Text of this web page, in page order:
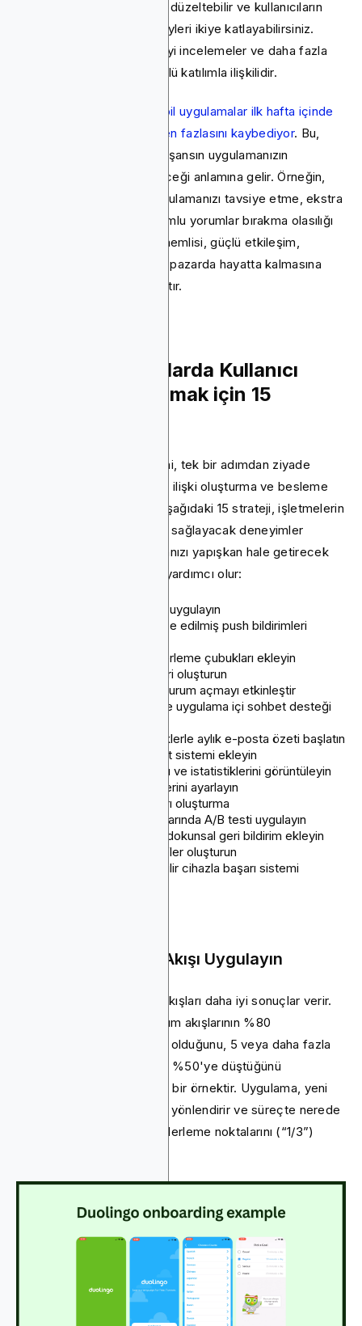
Bu verilerle, zayıf noktaları düzeltebilir ve kullanıcıların
geri gelmesini sağlayan şeyleri ikiye katlayabilirsiniz.
Daha yüksek tutma, daha iyi incelemeler ve daha fazla
uygulama içi harcama, güçlü katılımla ilişkilidir.
mobil uygulamalar ilk hafta içinde
yeni kullanıcıların% 70'inden fazlasını kaybediyor. Bu,
etkileşimi artırmak için her şansın uygulamanızın
geleceğini şekillendirebileceği anlamına gelir. Örneğin,
etkileşimli kullanıcıların uygulamanızı tavsiye etme, ekstra
özellikler satın alma ve olumlu yorumlar bırakma olasılığı
daha yüksektir. Daha da önemlisi, güçlü etkileşim,
uygulamanızın kalabalık bir pazarda hayatta kalmasına
yardımcı olan kayıpları azaltır.
Mobil Uygulamalarda Kullanıcı
Etkileşimini Artırmak için 15
Kullanıcı katılımı stratejilerini, tek bir adımdan ziyade
uygulama kullanıcılarıyla bir ilişki oluşturma ve besleme
süreci olarak görüyoruz. Aşağıdaki 15 strateji, işletmelerin
kullanıcıların geri gelmesini sağlayacak deneyimler
tasarlamasına ve uygulamanızı yapışkan hale getirecek
deneyimler tasarlamasına yardımcı olur:
3 adımlı bir işe alım akışı uygulayın
Zaman dilimi için optimize edilmiş push bildirimleri
Her çok adımlı işleme ilerleme çubukları ekleyin
Günlük giriş serisi ödülleri oluşturun
Tek dokunuşla sosyal oturum açmayı etkinleştir
2 dakikalık yanıt süresi ile uygulama içi sohbet desteği
Kişiselleştirilmiş istatistiklerle aylık e-posta özeti başlatın
Çift ödüllü arkadaş davet sistemi ekleyin
Yükleme ekranı ipuçlarını ve istatistiklerini görüntüleyin
Terk etme anlık bildirimlerini ayarlayın
Özellik keşif araç ipuçları oluşturma
Anahtar dönüşüm noktalarında A/B testi uygulayın
Tüm etkileşimli öğelere dokunsal geri bildirim ekleyin
Zamanla sınırlı özel teklifler oluşturun
50'den fazla kilidi açılabilir cihazla başarı sistemi
1. 3 Adımlı İşe Alım Akışı Uygulayın
Kısa, odaklanmış işe alım akışları daha iyi sonuçlar verir.
Araştırmalar, 3 adımlı işe alım akışlarının %80
tamamlanma oranına sahip olduğunu, 5 veya daha fazla
adımda daha uzun akışların %50'ye düştüğünü
gösteriyor. Duolingo harika bir örnektir. Uygulama, yeni
kullanıcıları üç açık adımda yönlendirir ve süreçte nerede
olduklarını göstermek için ilerleme noktalarını (“1/3”)